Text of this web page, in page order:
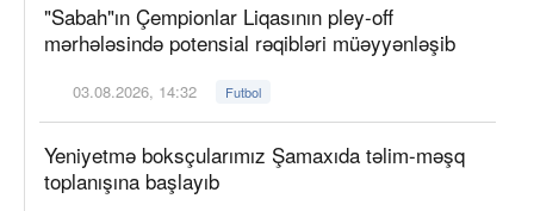
"Sabah"ın Çempionlar Liqasının pley-off
mərhələsində potensial rəqibləri müəyyənləşib
03.08.2026, 14:32 Futbol
Yeniyetmə boksçularımız Şamaxıda təlim-məşq
toplanışına başlayıb